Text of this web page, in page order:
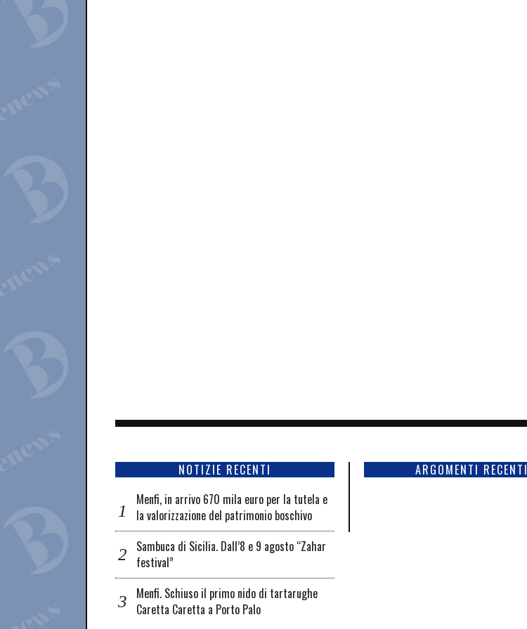
NOTIZIE RECENTI
Menfi, in arrivo 670 mila euro per la tutela e
la valorizzazione del patrimonio boschivo
Sambuca di Sicilia. Dall’8 e 9 agosto “Zahar
festival”
Menfi. Schiuso il primo nido di tartarughe
Caretta Caretta a Porto Palo
ARGOMENTI RECENTI